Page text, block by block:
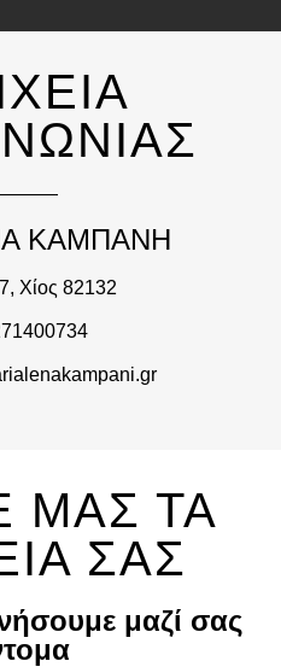
ΚΑΜΠΑΝΗ
Χίος 82132
ΜΑΣ ΤΑ
ΣΑΣ
μαζί σας